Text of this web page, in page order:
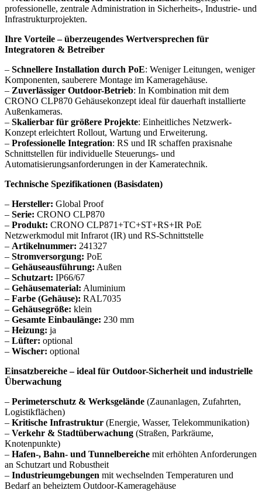
professionelle, zentrale Administration in Sicherheits-, Industrie- und
Infrastrukturprojekten.
Ihre Vorteile – überzeugendes Wertversprechen für
Integratoren & Betreiber
– Schnellere Installation durch PoE: Weniger Leitungen, weniger
Komponenten, sauberere Montage im Kameragehäuse.
– Zuverlässiger Outdoor-Betrieb: In Kombination mit dem
CRONO CLP870 Gehäusekonzept ideal für dauerhaft installierte
Außenkameras.
– Skalierbar für größere Projekte: Einheitliches Netzwerk-
Konzept erleichtert Rollout, Wartung und Erweiterung.
– Professionelle Integration: RS und IR schaffen praxisnahe
Schnittstellen für individuelle Steuerungs- und
Automatisierungsanforderungen in der Kameratechnik.
Technische Spezifikationen (Basisdaten)
– Hersteller: Global Proof
– Serie: CRONO CLP870
– Produkt: CRONO CLP871+TC+ST+RS+IR PoE
Netzwerkmodul mit Infrarot (IR) und RS-Schnittstelle
– Artikelnummer: 241327
– Stromversorgung: PoE
– Gehäuseausführung: Außen
– Schutzart: IP66/67
– Gehäusematerial: Aluminium
– Farbe (Gehäuse): RAL7035
– Gehäusegröße: klein
– Gesamte Einbaulänge: 230 mm
– Heizung: ja
– Lüfter: optional
– Wischer: optional
Einsatzbereiche – ideal für Outdoor-Sicherheit und industrielle
Überwachung
– Perimeterschutz & Werksgelände (Zaunanlagen, Zufahrten,
Logistikflächen)
– Kritische Infrastruktur (Energie, Wasser, Telekommunikation)
– Verkehr & Stadtüberwachung (Straßen, Parkräume,
Knotenpunkte)
– Hafen-, Bahn- und Tunnelbereiche mit erhöhten Anforderungen
an Schutzart und Robustheit
– Industrieumgebungen mit wechselnden Temperaturen und
Bedarf an beheiztem Outdoor-Kameragehäuse